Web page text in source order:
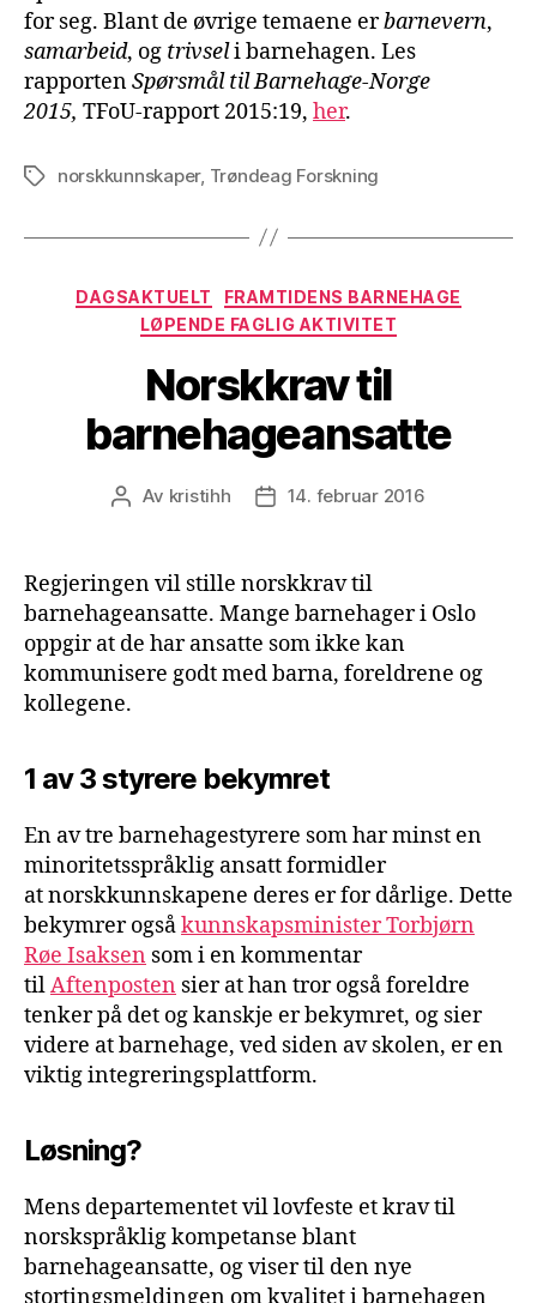
for seg. Blant de øvrige temaene erbarnevern,
samarbeid, og trivseli barnehagen. Les
rapportenSpørsmål til Barnehage-Norge
2015, TFoU-rapport 2015:19, her.
Stikkordnorskkunnskaper, Trøndeag Forskning
Kategorier
DAGSAKTUELT
FRAMTIDENS BARNEHAGE
LØPENDE FAGLIG AKTIVITET
Norskkrav til
barnehageansatte
Innleggsforfatter
Av kristihh Publiseringsdato
14. februar 2016
Regjeringen vil stille norskkrav til
barnehageansatte. Mange barnehager i Oslo
oppgir at de har ansatte som ikke kan
kommunisere godt med barna, foreldrene og
kollegene.
1 av 3 styrere bekymret
En av tre barnehagestyrere som har minst en
minoritetsspråklig ansatt formidler
at norskkunnskapene deres er for dårlige. Dette
bekymrer ogsåkunnskapsminister Torbjørn
Røe Isaksen som i en kommentar
tilAftenposten sier at han tror også foreldre
tenker på det og kanskje er bekymret, og sier
videre at barnehage, ved siden av skolen, er en
viktig integreringsplattform.
Løsning?
Mens departementet vil lovfeste et krav til
norskspråklig kompetanse blant
barnehageansatte, og viser til den nye
stortingsmeldingen om kvalitet i barnehagen